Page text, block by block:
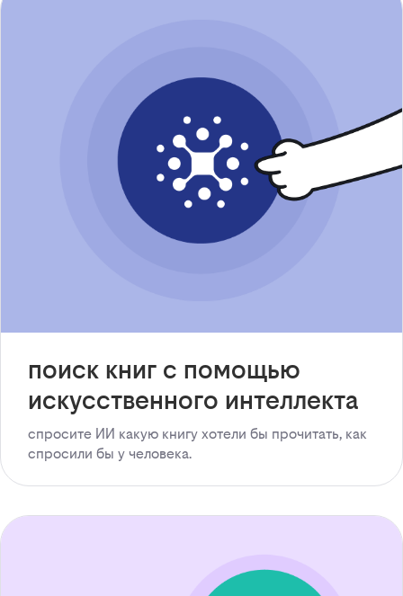
поиск книг с помощью
искусственного интеллекта
спросите ИИ какую книгу хотели бы прочитать, как
спросили бы у человека.